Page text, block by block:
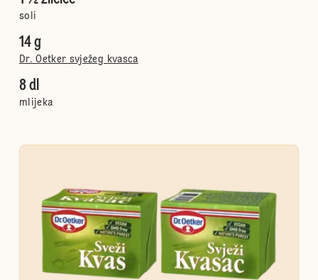
soli
14 g
Dr. Oetker svježeg kvasca
8 dl
mlijeka